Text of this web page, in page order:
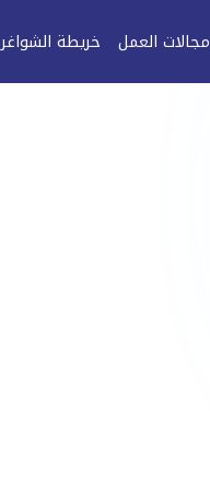
مجالات العمل خريطة الشواغر